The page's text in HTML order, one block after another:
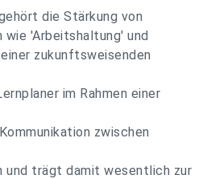
die Stärkung von
'Arbeitshaltung' und
zukunftsweisenden
im Rahmen einer
zwischen
und trägt damit wesentlich zur